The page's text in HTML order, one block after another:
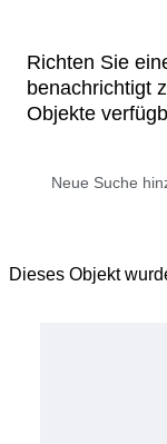
Richten Sie
benachrichtigt
Objekte
Dieses Objekt